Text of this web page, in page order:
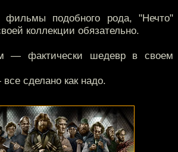
подобного рода, "Нечто"
коллекции обязательно.
— фактически шедевр в своем
сделано как надо.